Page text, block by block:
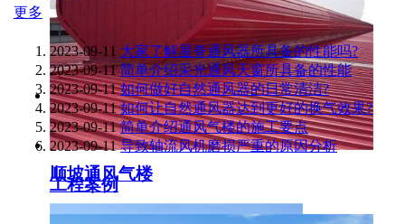
顺坡通风气楼
工程案例
更多
2023-09-11 大家了解屋脊通风器所具备的性能吗?
2023-09-11 简单介绍采光通风天窗所具备的性能
2023-09-11 如何做好自然通风器的日常清洁?
2023-09-11 如何让自然通风器达到更好的换气效果?
2023-09-11 简单介绍通风气楼的施工要点
2023-09-11 导致轴流风机磨损严重的原因分析